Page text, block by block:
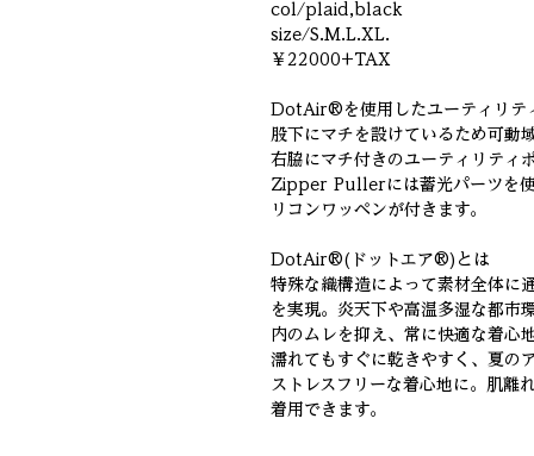
col/plaid,black
size/S.M.L.XL.
￥22000+TAX
DotAir®を使用したユーティリテ
股下にマチを設けているため可動
右脇にマチ付きのユーティリティ
Zipper Pullerには蓄光パーツを使
リコンワッペンが付きます。
DotAir®(ドットエア®)とは
特殊な織構造によって素材全体に
を実現。炎天下や高温多湿な都市
内のムレを抑え、常に快適な着心
濡れてもすぐに乾きやすく、夏の
ストレスフリーな着心地に。肌離
着用できます。